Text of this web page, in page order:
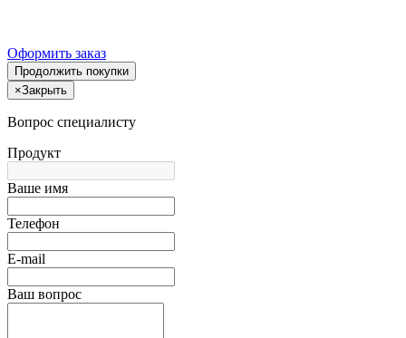
Оформить заказ
Продолжить покупки
×Закрыть
Вопрос специалисту
Продукт
Ваше имя
Телефон
E-mail
Ваш вопрос